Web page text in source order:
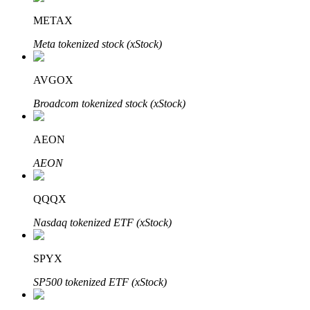
Блокировки BTR
Сервис заимствований, обеспеченных криптовалютой
METAX
Meta tokenized stock (xStock)
AVGOX
Broadcom tokenized stock (xStock)
AEON
AEON
QQQX
Nasdaq tokenized ETF (xStock)
SPYX
SP500 tokenized ETF (xStock)